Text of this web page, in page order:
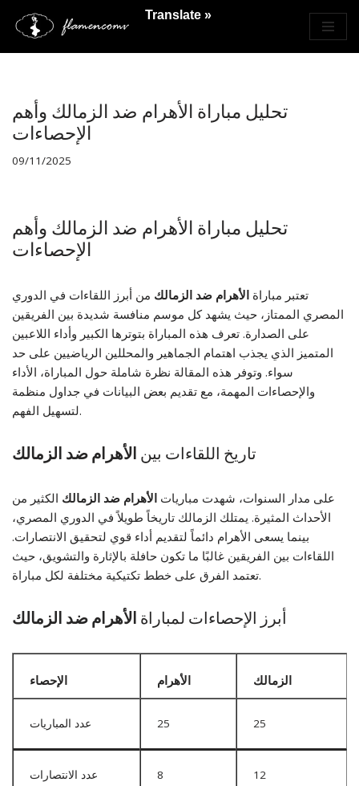
Saltar
تحليل مباراة الأهرام ضد الزمالك وأهم
الإحصاءات
09/11/2025
تحليل مباراة الأهرام ضد الزمالك وأهم
الإحصاءات
تعتبر مباراة الأهرام ضد الزمالك من أبرز اللقاءات في الدوري
المصري الممتاز، حيث يشهد كل موسم منافسة شديدة بين الفريقين
على الصدارة. تعرف هذه المباراة بتوترها الكبير وأداء اللاعبين
المتميز الذي يجذب اهتمام الجماهير والمحللين الرياضيين على حد
سواء. وتوفر هذه المقالة نظرة شاملة حول المباراة، الأداء
والإحصاءات المهمة، مع تقديم بعض البيانات في جداول منظمة
لتسهيل الفهم.
تاريخ اللقاءات بين الأهرام ضد الزمالك
على مدار السنوات، شهدت مباريات الأهرام ضد الزمالك الكثير من
الأحداث المثيرة. يمتلك الزمالك تاريخاً طويلاً في الدوري المصري،
بينما يسعى الأهرام دائماً لتقديم أداء قوي لتحقيق الانتصارات.
اللقاءات بين الفريقين غالبًا ما تكون حافلة بالإثارة والتشويق، حيث
تعتمد الفرق على خطط تكتيكية مختلفة لكل مباراة.
أبرز الإحصاءات لمباراة الأهرام ضد الزمالك
الإحصاء الأهرام الزمالك
عدد المباريات 25 25
عدد الانتصارات 8 12
Translate »